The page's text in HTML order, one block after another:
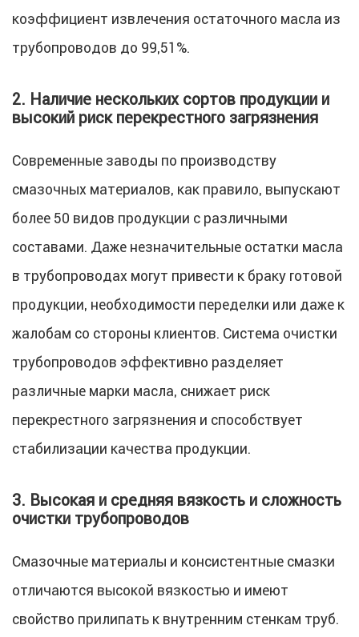
коэффициент извлечения остаточного масла из
трубопроводов до 99,51%.
2. Наличие нескольких сортов продукции и
высокий риск перекрестного загрязнения
Современные заводы по производству
смазочных материалов, как правило, выпускают
более 50 видов продукции с различными
составами. Даже незначительные остатки масла
в трубопроводах могут привести к браку готовой
продукции, необходимости переделки или даже к
жалобам со стороны клиентов. Система очистки
трубопроводов эффективно разделяет
различные марки масла, снижает риск
перекрестного загрязнения и способствует
стабилизации качества продукции.
3. Высокая и средняя вязкость и сложность
очистки трубопроводов
Смазочные материалы и консистентные смазки
отличаются высокой вязкостью и имеют
свойство прилипать к внутренним стенкам труб.